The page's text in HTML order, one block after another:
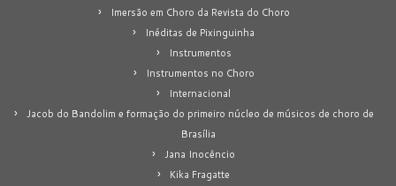
Imersão em Choro da Revista do Choro
Inéditas de Pixinguinha
Instrumentos
Instrumentos no Choro
Internacional
Jacob do Bandolim e formação do primeiro núcleo de músicos de choro de
Brasília
Jana Inocêncio
Kika Fragatte